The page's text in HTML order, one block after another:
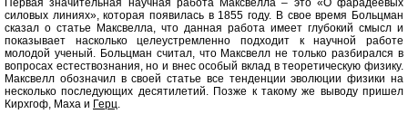
Первая значительная научная работа Максвелла – это «О фарадеевых
силовых линиях», которая появилась в 1855 году. В свое время Больцман
сказал о статье Максвелла, что данная работа имеет глубокий смысл и
показывает насколько целеустремленно подходит к научной работе
молодой ученый. Больцман считал, что Максвелл не только разбирался в
вопросах естествознания, но и внес особый вклад в теоретическую физику.
Максвелл обозначил в своей статье все тенденции эволюции физики на
несколько последующих десятилетий. Позже к такому же выводу пришел
Кирхгоф, Маха и Герц.